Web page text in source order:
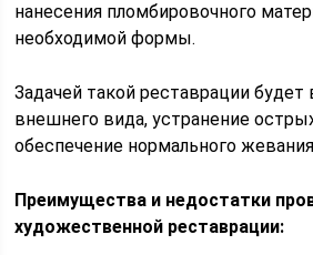
нанесения пломбировочного
необходимой формы.
Задачей такой реставрации будет
внешнего вида, устранение
обеспечение нормального
Преимущества и недостатки
художественной реставрации: